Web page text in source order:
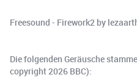
Freesound - Firework2 by
Die folgenden Geräusche
copyright 2026 BBC):